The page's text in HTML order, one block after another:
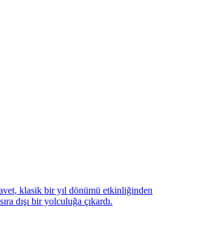
klasik bir yıl dönümü etkinliğinden
dışı bir yolculuğa çıkardı.